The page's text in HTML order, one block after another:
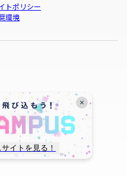
イトを見る！
トポリシー
環境
All Rights Reserved.